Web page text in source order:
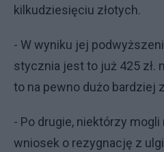
kilkudziesięciu złotych.
- W wyniku jej
stycznia jest to już 425 zł.
to na pewno dużo bardziej
- Po drugie, niektórzy
wniosek o rezygnację z